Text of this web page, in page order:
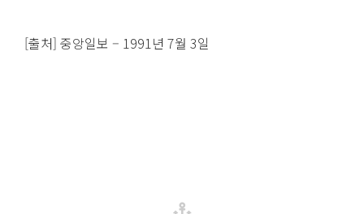
[출처] 중앙일보 – 1991년 7월 3일